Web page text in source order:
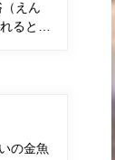
えん
れると…
の金魚